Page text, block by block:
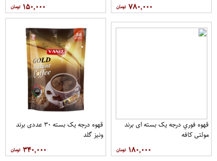
۷۸۰,۰۰۰ ۱۵۰,۰۰۰
قهوه فوري درجه یک بسته ای برند
مولتي کافه
۱۸۰,۰۰۰
قهوه درجه یک بسته ۳۰ عددی برند
ونيز گلد
۳۴۰,۰۰۰